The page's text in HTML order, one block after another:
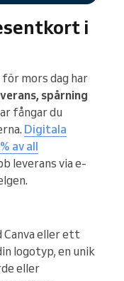
i
mors dag har
spårning
fångar du
Digitala
av all
leverans via e-
Canva eller ett
logotyp, en unik
eller